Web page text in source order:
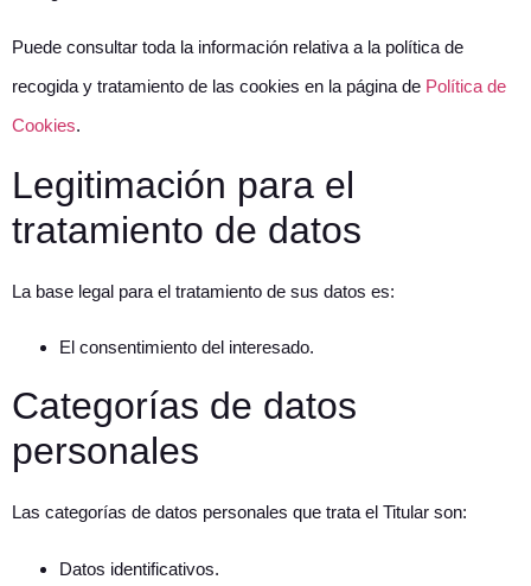
Puede consultar toda la información relativa a la política de
recogida y tratamiento de las cookies en la página de Política de
Cookies.
Legitimación para el
tratamiento de datos
La base legal para el tratamiento de sus datos es:
El consentimiento del interesado.
Categorías de datos
personales
Las categorías de datos personales que trata el Titular son:
Datos identificativos.